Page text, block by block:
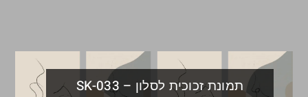
תמונת זכוכית לסלון – SK-033